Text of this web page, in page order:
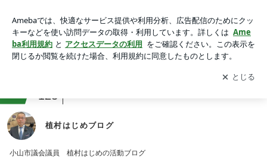
アプリをダウンロードして ブログの更新通知
を受け取りまし
ょう。
開く
123
植村はじめブログ
小山市議会議員 植村はじめの活動ブログ